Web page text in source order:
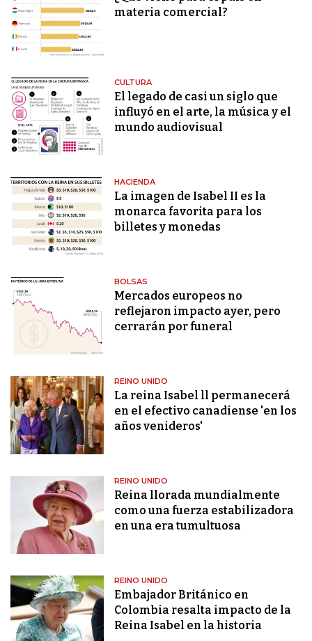
materia comercial?
CULTURA
El legado de casi un siglo que
influyó en el arte, la música y el
mundo audiovisual
HACIENDA
La imagen de Isabel II es la
monarca favorita para los
billetes y monedas
BOLSAS
Mercados europeos no
reflejaron impacto ayer, pero
cerrarán por funeral
REINO UNIDO
La reina Isabel ll permanecerá
en el efectivo canadiense 'en los
años venideros'
REINO UNIDO
Reina llorada mundialmente
como una fuerza estabilizadora
en una era tumultuosa
REINO UNIDO
Embajador Británico en
Colombia resalta impacto de la
Reina Isabel en la historia